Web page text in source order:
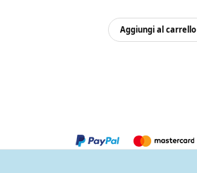
Aggiungi al carrello